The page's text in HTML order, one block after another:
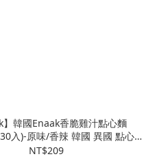
】韓國Enaak香脆雞汁點心麵
入)-原味/香辣 韓國 異國 點心麵
汁 點心 零食 原味 香辣 隨手包
NT$209